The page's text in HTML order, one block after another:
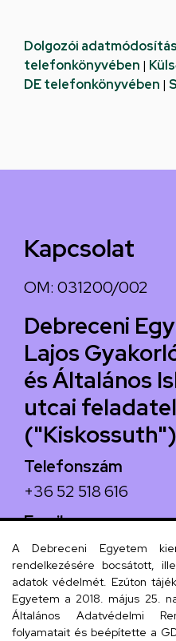
Dolgozói
telefonkönyvében |
DE telefonkönyvében |
Kapcsolat
OM: 031200/002
Debreceni
Lajos
és Általános
utcai
("Kiskossuth")
Telefonszám
+36 52 518 616
Email
iskola@kossuth-
Cím
4024 Debrecen,
A Debreceni Egyetem
rendelkezésére bocsátott,
adatok védelmét. Ezúton
Egyetem a 2018. május 25.
Általános Adatvédelmi
folyamatait és beépítette a